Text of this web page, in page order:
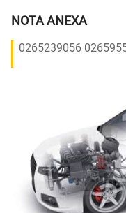
NOTA ANEXA
0265239056